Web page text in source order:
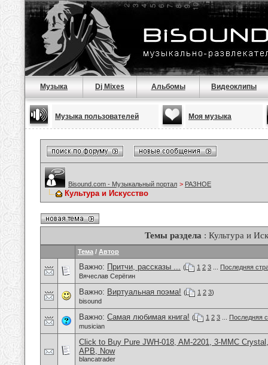
Музыка Dj Mixes Альбомы Видеоклипы
Музыка пользователей Моя музыка
Bisound.com - Музыкальный портал > РАЗНОЕ
Культура и Искусство
Темы раздела : Культура и
Тема / Автор
Важно: Притчи, рассказы ... ( 1 2 3
Последняя
Вячеслав Серёгин
Важно: Виртуальная поэма! ( 1 2 3)
bisound
Важно: Самая любимая книга! ( 1 2 3
Последняя
musician
Click to Buy Pure JWH-018, AM-2201, 3-MMC
APB, Now
blancatrader